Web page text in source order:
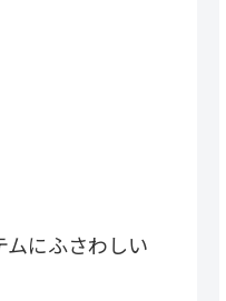
にふさわしい